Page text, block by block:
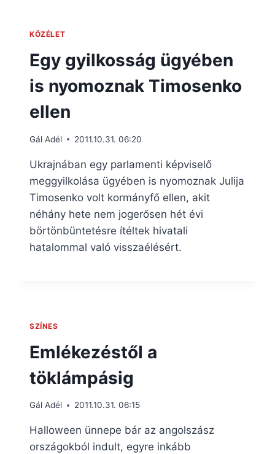
KÖZÉLET
Egy gyilkosság ügyében
is nyomoznak Timosenko
ellen
Gál Adél 2011.10.31. 06:20
Ukrajnában egy parlamenti képviselő
meggyilkolása ügyében is nyomoznak Julija
Timosenko volt kormányfő ellen, akit
néhány hete nem jogerősen hét évi
börtönbüntetésre ítéltek hivatali
hatalommal való visszaélésért.
SZÍNES
Emlékezéstől a
töklámpásig
Gál Adél 2011.10.31. 06:15
Halloween ünnepe bár az angolszász
országokból indult, egyre inkább